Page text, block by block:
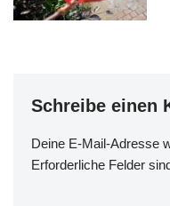
Schreibe einen
Deine E-Mail-Adresse
Erforderliche Felder